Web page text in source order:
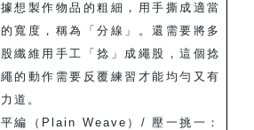
據想製作物品的粗細，用手撕成適當
的寬度，稱為「分線」。還需要將多
股纖維用手工「捻」成繩股，這個捻
繩的動作需要反覆練習才能均勻又有
力道。
平編（Plain Weave）/ 壓一挑一：